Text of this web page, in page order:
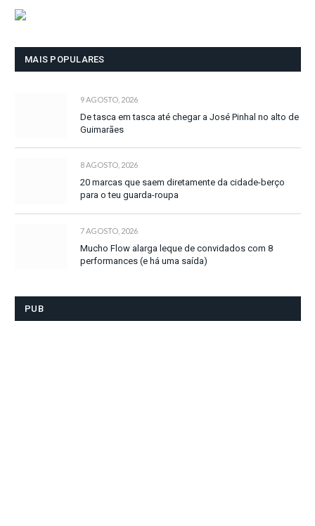
MAIS POPULARES
9 AGOSTO, 2026
De tasca em tasca até chegar a José Pinhal no alto de
Guimarães
8 AGOSTO, 2026
20 marcas que saem diretamente da cidade-berço
para o teu guarda-roupa
7 AGOSTO, 2026
Mucho Flow alarga leque de convidados com 8
performances (e há uma saída)
PUB